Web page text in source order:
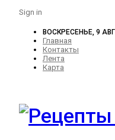
Sign in
ВОСКРЕСЕНЬЕ, 9
Главная
Контакты
Лента
Карта